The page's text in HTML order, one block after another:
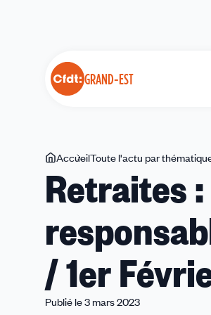
GRAND-EST
Vous
êtes
ici
AccueilToute l'actu par
Retraites
/ 1er
Publié le 3 mars 2023